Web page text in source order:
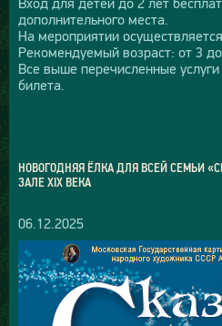
дополнительного места.
На мероприятии
Рекомендуемый возраст: от 3
Все выше перечисленные
билета.
НОВОГОДНЯЯ ЁЛКА ДЛЯ ВСЕЙ СЕМЬИ
ЗАЛЕ XIX ВЕКА
06.12.2025